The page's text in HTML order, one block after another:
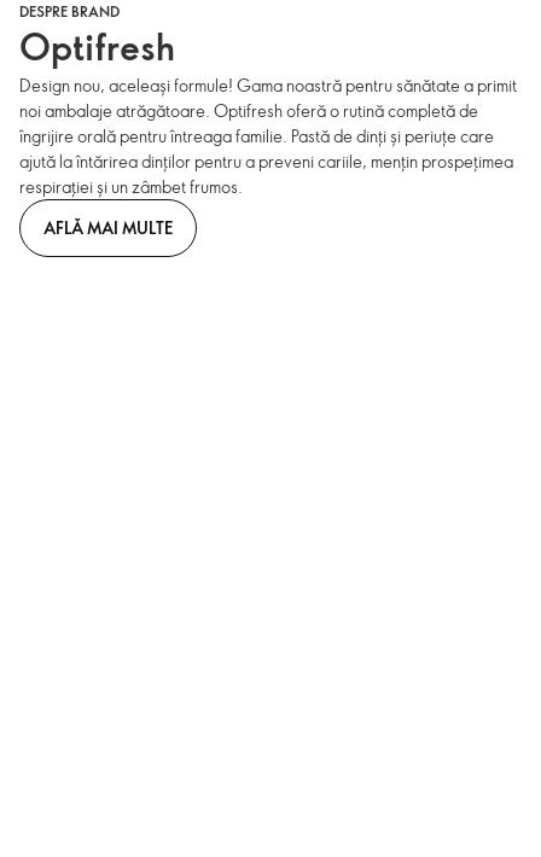
DESPRE BRAND
Optifresh
Design nou, aceleași formule! Gama noastră pentru sănătate a primit
noi ambalaje atrăgătoare. Optifresh oferă o rutină completă de
îngrijire orală pentru întreaga familie. Pastă de dinți și periuțe care
ajută la întărirea dinților pentru a preveni cariile, mențin prospețimea
respirației și un zâmbet frumos.
AFLĂ MAI MULTE